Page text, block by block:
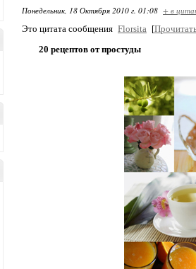
Понедельник, 18 Октября 2010 г. 01:08 + в
Это цитата сообщения Florsita [
20 рецептов от простуды